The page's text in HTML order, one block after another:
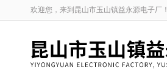
欢迎您，来到昆山市玉山镇益永源电子厂！